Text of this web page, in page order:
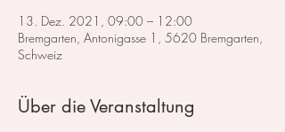
13. Dez. 2021, 09:00 – 12:00
Bremgarten, Antonigasse 1, 5620 Bremgarten,
Schweiz
Über die Veranstaltung